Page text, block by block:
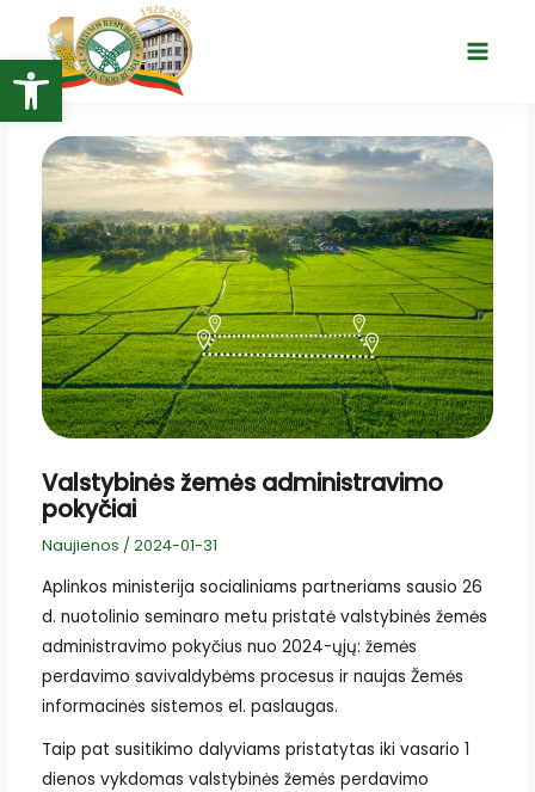
Open toolbar
turinio
Main
Valstybinės žemės administravimo
pokyčiai
Naujienos / 2024-01-31
Aplinkos ministerija socialiniams partneriams sausio 26
d. nuotolinio seminaro metu pristatė valstybinės žemės
administravimo pokyčius nuo 2024-ųjų: žemės
perdavimo savivaldybėms procesus ir naujas Žemės
informacinės sistemos el. paslaugas.
Taip pat susitikimo dalyviams pristatytas iki vasario 1
dienos vykdomas valstybinės žemės perdavimo